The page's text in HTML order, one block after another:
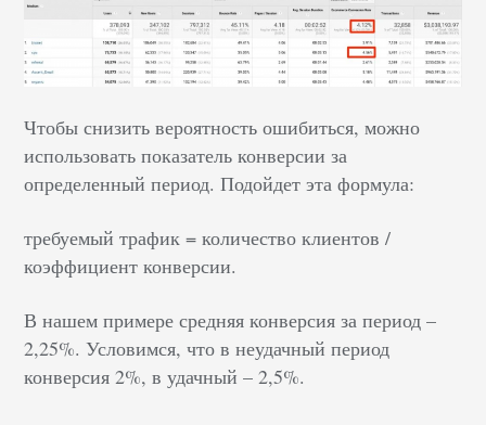
Чтобы снизить вероятность ошибиться, можно
использовать показатель конверсии за
определенный период. Подойдет эта формула:
требуемый трафик = количество клиентов /
коэффициент конверсии.
В нашем примере средняя конверсия за период –
2,25%. Условимся, что в неудачный период
конверсия 2%, в удачный – 2,5%.